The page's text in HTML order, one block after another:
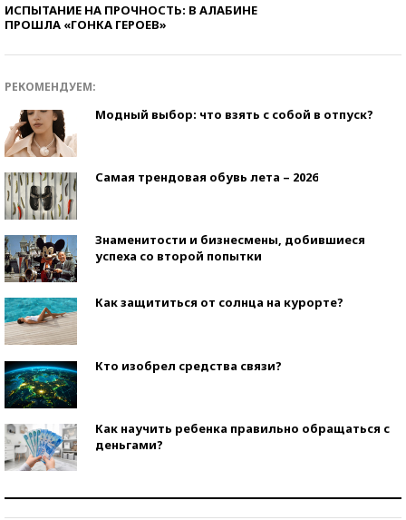
ИСПЫТАНИЕ НА ПРОЧНОСТЬ: В АЛАБИНЕ
ПРОШЛА «ГОНКА ГЕРОЕВ»
РЕКОМЕНДУЕМ:
Модный выбор: что взять с собой в отпуск?
Самая трендовая обувь лета – 2026
Знаменитости и бизнесмены, добившиеся
успеха со второй попытки
Как защититься от солнца на курорте?
Кто изобрел средства связи?
Как научить ребенка правильно обращаться с
деньгами?